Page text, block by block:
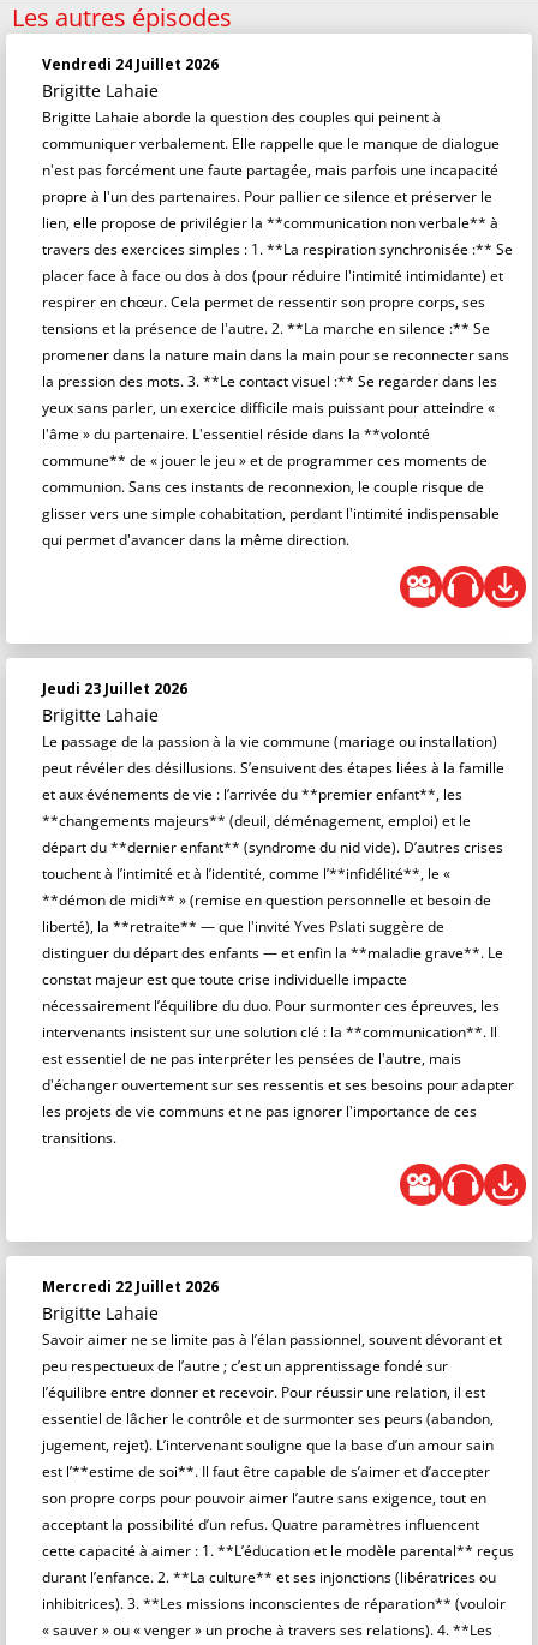
Les autres épisodes
Vendredi 24 Juillet 2026
Brigitte Lahaie
Brigitte Lahaie aborde la question des couples qui peinent à
communiquer verbalement. Elle rappelle que le manque de dialogue
n'est pas forcément une faute partagée, mais parfois une incapacité
propre à l'un des partenaires. Pour pallier ce silence et préserver le
lien, elle propose de privilégier la **communication non verbale** à
travers des exercices simples : 1. **La respiration synchronisée :** Se
placer face à face ou dos à dos (pour réduire l'intimité intimidante) et
respirer en chœur. Cela permet de ressentir son propre corps, ses
tensions et la présence de l'autre. 2. **La marche en silence :** Se
promener dans la nature main dans la main pour se reconnecter sans
la pression des mots. 3. **Le contact visuel :** Se regarder dans les
yeux sans parler, un exercice difficile mais puissant pour atteindre «
l'âme » du partenaire. L'essentiel réside dans la **volonté
commune** de « jouer le jeu » et de programmer ces moments de
communion. Sans ces instants de reconnexion, le couple risque de
glisser vers une simple cohabitation, perdant l'intimité indispensable
qui permet d'avancer dans la même direction.
Jeudi 23 Juillet 2026
Brigitte Lahaie
Le passage de la passion à la vie commune (mariage ou installation)
peut révéler des désillusions. S’ensuivent des étapes liées à la famille
et aux événements de vie : l’arrivée du **premier enfant**, les
**changements majeurs** (deuil, déménagement, emploi) et le
départ du **dernier enfant** (syndrome du nid vide). D’autres crises
touchent à l’intimité et à l’identité, comme l’**infidélité**, le «
**démon de midi** » (remise en question personnelle et besoin de
liberté), la **retraite** — que l'invité Yves Pslati suggère de
distinguer du départ des enfants — et enfin la **maladie grave**. Le
constat majeur est que toute crise individuelle impacte
nécessairement l’équilibre du duo. Pour surmonter ces épreuves, les
intervenants insistent sur une solution clé : la **communication**. Il
est essentiel de ne pas interpréter les pensées de l'autre, mais
d'échanger ouvertement sur ses ressentis et ses besoins pour adapter
les projets de vie communs et ne pas ignorer l'importance de ces
transitions.
Mercredi 22 Juillet 2026
Brigitte Lahaie
Savoir aimer ne se limite pas à l’élan passionnel, souvent dévorant et
peu respectueux de l’autre ; c’est un apprentissage fondé sur
l’équilibre entre donner et recevoir. Pour réussir une relation, il est
essentiel de lâcher le contrôle et de surmonter ses peurs (abandon,
jugement, rejet). L’intervenant souligne que la base d’un amour sain
est l’**estime de soi**. Il faut être capable de s’aimer et d’accepter
son propre corps pour pouvoir aimer l’autre sans exigence, tout en
acceptant la possibilité d’un refus. Quatre paramètres influencent
cette capacité à aimer : 1. **L’éducation et le modèle parental** reçus
durant l’enfance. 2. **La culture** et ses injonctions (libératrices ou
inhibitrices). 3. **Les missions inconscientes de réparation** (vouloir
« sauver » ou « venger » un proche à travers ses relations). 4. **Les